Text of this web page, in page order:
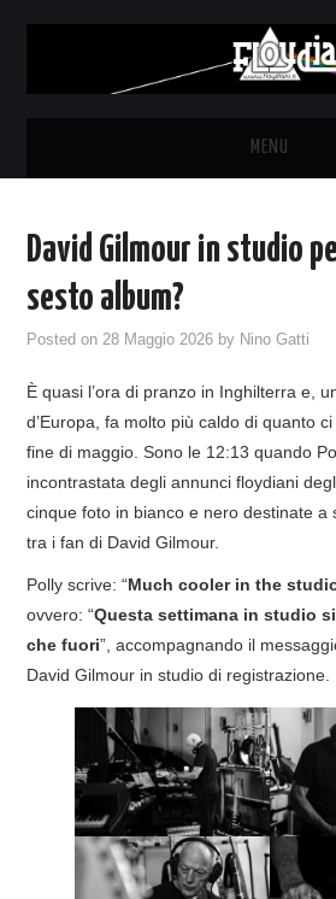
MENU
THE LUNATICS
SYD BARRETT – ALLE SOGLIE
DELL’ALBA
FANZINE
COVER & TRIBUTI
EVENTI
CONTATTI
RELICS – SFALCI E RAMAGLIE
David Gilmour in studio
sesto album?
Posted on28 Maggio 2026 by Nino Gatti
È quasi l’ora di pranzo in Inghilterra e,
d’Europa, fa molto più caldo di quanto
fine di maggio. Sono le 12:13 quando
incontrastata degli annunci floydiani
cinque foto in bianco e nero destinate a
tra i fan di David Gilmour.
Polly scrive: “Much cooler in the
ovvero: “Questa settimana in studio
che fuori”, accompagnando il
David Gilmour in studio di registrazione.